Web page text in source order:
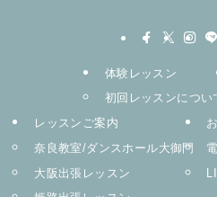
体験レッスン
初回レッスンについ
レッスンご案内
奈良教室/ダンスホール大御門
大阪出張レッスン